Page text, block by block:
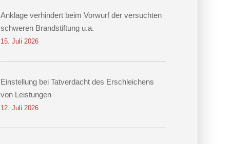
Anklage verhindert beim Vorwurf der versuchten
schweren Brandstiftung u.a.
15. Juli 2026
Einstellung bei Tatverdacht des Erschleichens
von Leistungen
12. Juli 2026